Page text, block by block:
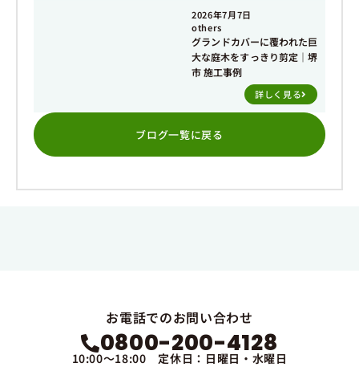
2026年7月7日
others
グランドカバーに覆われた巨
大な庭木をすっきり剪定｜堺
市 施工事例
詳しく見る
ブログ一覧に戻る
お電話でのお問い合わせ
0800-200-4128
10:00～18:00 定休日：日曜日・水曜日